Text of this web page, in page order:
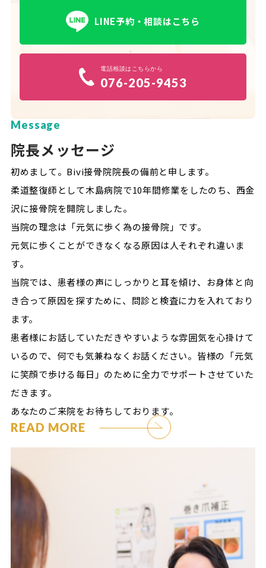
LINE予約・相談はこちら
電話相談はこちらから
076-205-9453
Message
院長メッセージ
初めまして。Bivi接骨院院長の備前と申します。
柔道整復師として木島病院で10年間修業をしたのち、西金
沢に接骨院を開院しました。
当院の理念は「元気に歩く為の接骨院」です。
元気に歩くことができなくなる原因は人それぞれ違いま
す。
当院では、患者様の声にしっかりと耳を傾け、お身体と向
き合って原因を探すために、問診と検査に力を入れており
ます。
患者様にお話していただきやすいような雰囲気を心掛けて
いるので、何でも気兼ねなくお話ください。皆様の「元気
に笑顔で歩ける毎日」のために全力でサポートさせていた
だきます。
あなたのご来院をお待ちしております。
READ MORE